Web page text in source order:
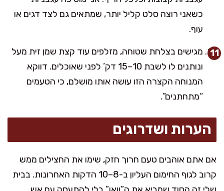
כשאני רוצה סלט קליל יותר, שמתאים גם לצד דגים או
עוף.
מגישים בצלחת שטוחה, מזלפים עוד קצת שמן זית מעל
ונותנים לו לשבת 10–15 דק’ לפני שאוכלים. דווקא
המנוחה הקצרה הזו עושה אותו מושלם, כי הטעמים
“מתחתנים”.
הערות ושדרוגים
אם אתם אוהבים טעם חרוך חזק, שימו את החצילים ממש
קרוב לגוף החימום העליון ב-8–10 הדקות האחרונות. בבית